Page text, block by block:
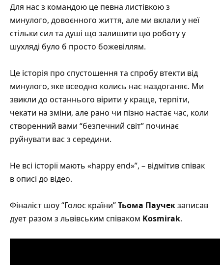
Для нас з командою це певна листівкою з
минулого, довоєнного життя, але ми вклали у неї
стільки сил та душі що залишити цю роботу у
шухляді було б просто божевіллям.
Це історія про спустошення та спробу втекти від
минулого, яке всеодно колись нас наздоганяє. Ми
звикли до останнього вірити у краще, терпіти,
чекати на зміни, але рано чи пізно настає час, коли
створенний вами “безпечний світ” починає
руйнувати вас з середини.
Не всі історії мають «happy end»”, – відмітив співак
в описі до відео.
Фіналіст шоу “Голос країни”Тьома Паучекзаписав
дует разом з львівським співаком Kosmirak.